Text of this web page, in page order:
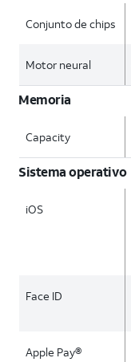
Conjunto de chips
Motor neural
Memoria
Capacity
Sistema operativo
iOS
Face ID
Apple Pay®